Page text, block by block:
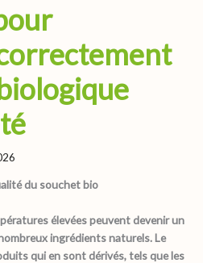
du souchet bio
élevées peuvent devenir un
ingrédients naturels. Le
qui en sont dérivés, tels que les